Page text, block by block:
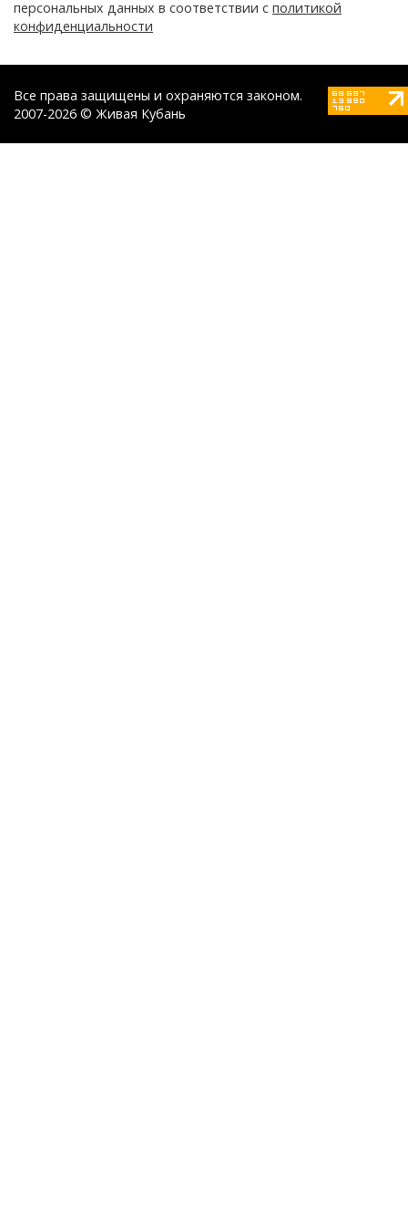
персональных данных в соответствии с политикой
конфиденциальности
Все права защищены и охраняются законом.
2007-2026 © Живая Кубань